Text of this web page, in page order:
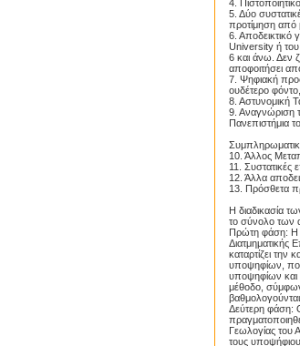
4.
5. Δύο
προτίμηση από
6.
University ή
6 και άνω. Δεν
αποφοιτήσει
7. Ψηφιακή
ουδέτερο
8. Αστυνομική
9. Αναγνώριση
Πανεπιστήμια
10. Άλλος
11. Συστατικές
12. Άλλα
13. Πρόσθετα
Η διαδικασία
το σύνολο των
Πρώτη φάση: Η
Διατμηματικής
καταρτίζει
υποψηφίων,
υποψηφίων και
μέθοδο,
Δεύτερη φάση:
Γεωλογίας του
τους